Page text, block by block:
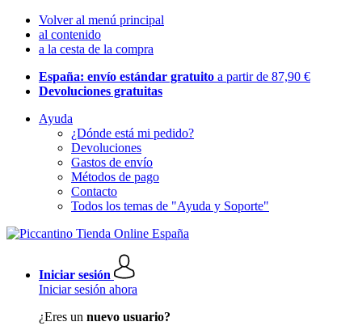
Volver al menú principal
al contenido
a la cesta de la compra
España: envío estándar gratuito a partir de 87,90 €
Devoluciones gratuitas
Ayuda
¿Dónde está mi pedido?
Devoluciones
Gastos de envío
Métodos de pago
Contacto
Todos los temas de "Ayuda y Soporte"
Iniciar sesión
Iniciar sesión ahora
¿Eres un nuevo usuario?